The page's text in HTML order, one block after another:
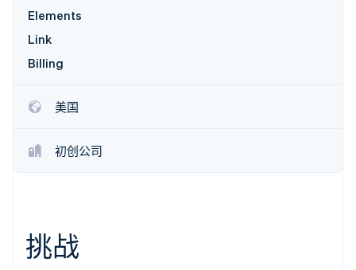
Elements
Link
Billing
美国
初创公司
挑战